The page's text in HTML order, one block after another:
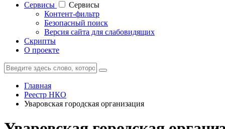
Cервисы
Cервисы
Контент-фильтр
Безопасный поиск
Версия сайта для слабовидящих
Скрипты
О проекте
Главная
Реестр НКО
Уваровская городская организация